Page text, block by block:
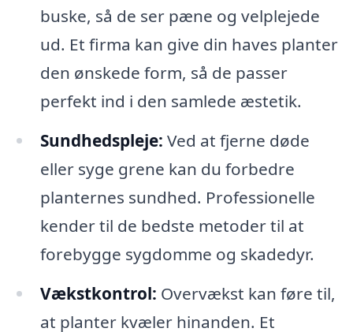
buske, så de ser pæne og velplejede
ud. Et firma kan give din haves planter
den ønskede form, så de passer
perfekt ind i den samlede æstetik.
Sundhedspleje: Ved at fjerne døde
eller syge grene kan du forbedre
planternes sundhed. Professionelle
kender til de bedste metoder til at
forebygge sygdomme og skadedyr.
Vækstkontrol: Overvækst kan føre til,
at planter kvæler hinanden. Et